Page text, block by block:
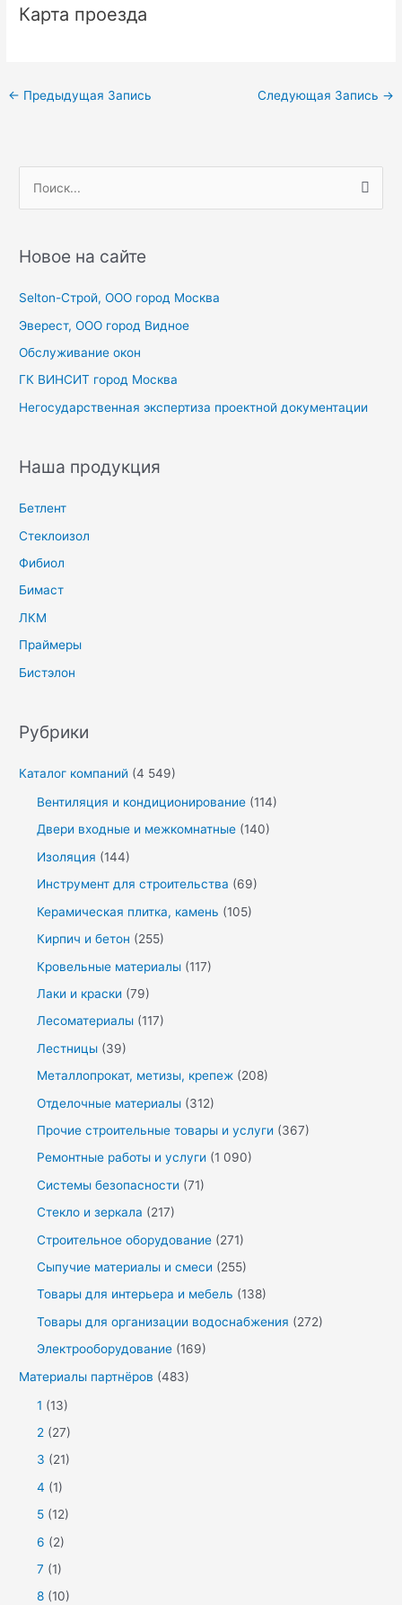
Карта проезда
Навигация
← Предыдущая Запись Следующая Запись →
с
:
Новое на сайте
Selton-Строй, OOO город Москва
Эверест, ООО город Видное
Обслуживание окон
ГК ВИНСИТ город Москва
Негосударственная экспертиза проектной документации
Наша продукция
Бетлент
Стеклоизол
Фибиол
Бимаст
ЛКМ
Праймеры
Бистэлон
Рубрики
Каталог компаний (4 549)
Вентиляция и кондиционирование (114)
Двери входные и межкомнатные (140)
Изоляция (144)
Инструмент для строительства (69)
Керамическая плитка, камень (105)
Кирпич и бетон (255)
Кровельные материалы (117)
Лаки и краски (79)
Лесоматериалы (117)
Лестницы (39)
Металлопрокат, метизы, крепеж (208)
Отделочные материалы (312)
Прочие строительные товары и услуги (367)
Ремонтные работы и услуги (1 090)
Системы безопасности (71)
Стекло и зеркала (217)
Строительное оборудование (271)
Сыпучие материалы и смеси (255)
Товары для интерьера и мебель (138)
Товары для организации водоснабжения (272)
Электрооборудование (169)
Материалы партнёров (483)
1 (13)
2 (27)
3 (21)
4 (1)
5 (12)
6 (2)
7 (1)
8 (10)